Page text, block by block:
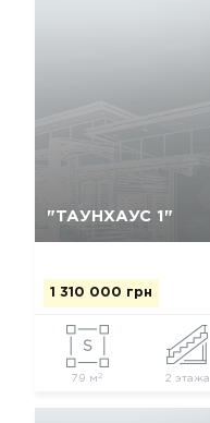
"ТАУНХАУС 1"
1 310 000 грн
79 м 2 2 этажа